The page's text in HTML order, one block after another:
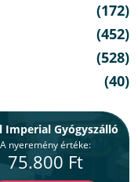
(172)
(452)
(528)
(40)
Imperial Gyógyszálló
A nyeremény értéke:
75.800 Ft